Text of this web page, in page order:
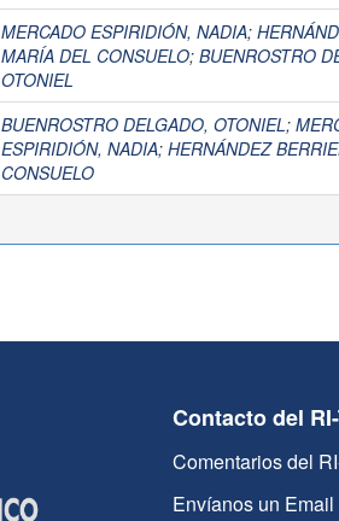
MERCADO ESPIRIDIÓN, NADIA;
MARÍA DEL CONSUELO; BUENROSTRO
OTONIEL
BUENROSTRO DELGADO, OTONIEL;
ESPIRIDIÓN, NADIA; HERNÁNDEZ
CONSUELO
Contacto del
Comentarios del
Envíanos un Email